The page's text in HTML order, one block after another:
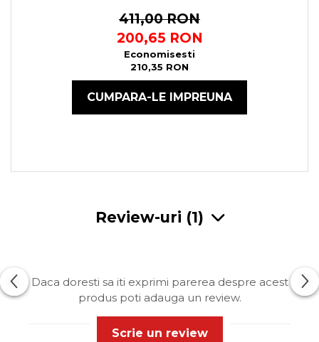
411,00 RON
200,65 RON
Economisesti
210,35 RON
CUMPARA-LE IMPREUNA
Review-uri (1)
Daca doresti sa iti exprimi parerea despre acest
produs poti adauga un review.
Scrie un review